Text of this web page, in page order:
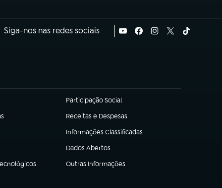
Siga-nos nas redes sociais
Participação Social
(abre em nova aba)
Receitas e Despesas
(abre em nova aba)
Informações Classificadas
(abre em nova aba)
Dados Abertos
(abre em nova aba)
Outras Informações
(abre em nova aba)